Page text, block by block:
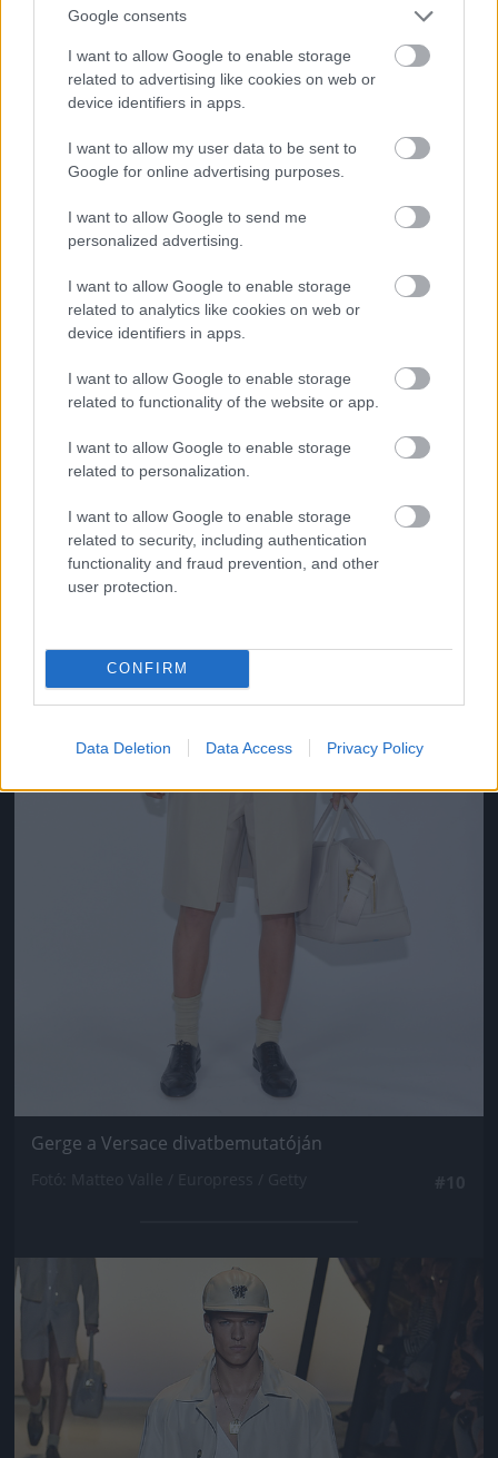
Google consents
I want to allow Google to enable storage
related to advertising like cookies on web or
device identifiers in apps.
I want to allow my user data to be sent to
Google for online advertising purposes.
I want to allow Google to send me
personalized advertising.
I want to allow Google to enable storage
related to analytics like cookies on web or
device identifiers in apps.
I want to allow Google to enable storage
related to functionality of the website or app.
I want to allow Google to enable storage
related to personalization.
I want to allow Google to enable storage
related to security, including authentication
functionality and fraud prevention, and other
user protection.
CONFIRM
Data Deletion Data Access Privacy Policy
Patinszki Misa a Bottega Veneta divatbemutatóján
Fotó: Victor Virgile / Europress / Getty
Jön még kép!
Gerge a Versace divatbemutatóján
Jön még kép!